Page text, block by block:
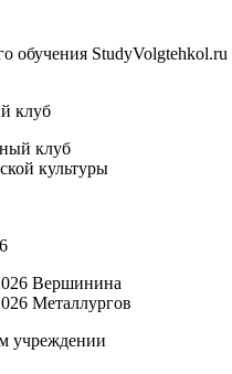
обучения StudyVolgtehkol.ru
клуб
клуб
культуры
Вершинина
Металлургов
учреждении